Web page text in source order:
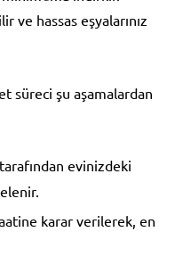
ve hassas eşyalarınız
süreci şu aşamalardan
evinizdeki
karar verilerek, en